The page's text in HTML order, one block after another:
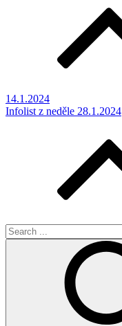
14.1.2024
Infolist z neděle 28.1.2024
Search
for: